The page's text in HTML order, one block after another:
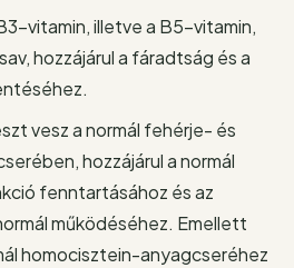
vitamin, illetve a B5-vitamin,
hozzájárul a fáradtság és a
vesz a normál fehérje- és
hozzájárul a normál
fenntartásához és az
működéséhez. Emellett
homocisztein-anyagcseréhez